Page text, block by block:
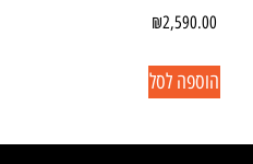
₪2,590.00
הוספה לסל